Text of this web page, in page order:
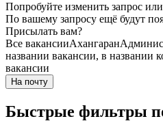
Попробуйте изменить запрос
По вашему запросу ещё будут
Присылать вам?
Все вакансииАхангаран
названии вакансии, в названии
вакансии
На почту
Быстрые фильтры